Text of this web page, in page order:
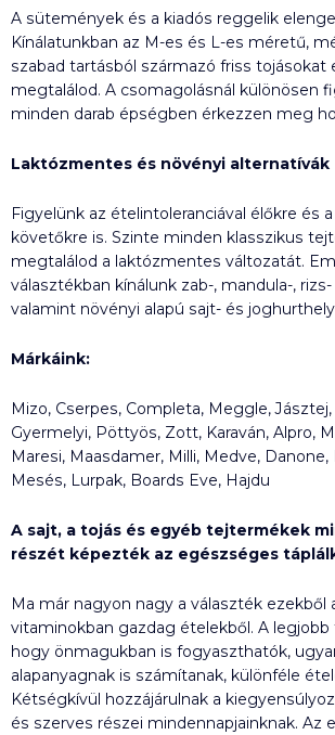
A sütemények és a kiadós reggelik
Kínálatunkban az M-es és L-es méretű,
szabad tartásból származó friss tojásokat
megtalálod. A csomagolásnál különösen
minden darab épségben érkezzen meg
Laktózmentes és növényi alternatívák
Figyelünk az ételintoleranciával élőkre és
követőkre is. Szinte minden klasszikus
megtalálod a laktózmentes változatát.
választékban kínálunk zab-, mandula-,
valamint növényi alapú sajt- és
Márkáink:
Mizo, Cserpes, Completa, Meggle,
Gyermelyi, Pöttyös, Zott, Karaván, Alpro,
Maresi, Maasdamer, Milli, Medve,
Mesés, Lurpak, Boards Eve, Hajdu
A sajt, a tojás és egyéb tejtermékek
részét képezték az egészséges
Ma már nagyon nagy a választék ezekből
vitaminokban gazdag ételekből. A legjobb
hogy önmagukban is fogyaszthatók,
alapanyagnak is számítanak, különféle
Kétségkívül hozzájárulnak a
és szerves részei mindennapjainknak. Az